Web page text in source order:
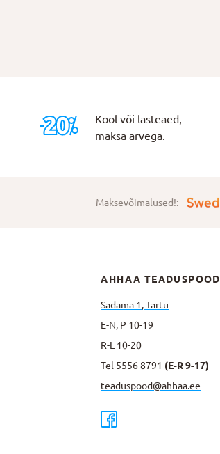
Kool või lasteaed,
maksa arvega.
Maksevõimalused!:
AHHAA TEADUSPOOD
Sadama 1, Tartu
E-N, P 10-19
R-L 10-20
Tel 5556 8791 (E-R 9-17)
teaduspood@ahhaa.ee